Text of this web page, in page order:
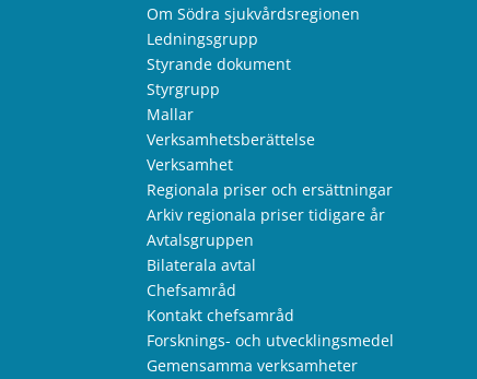
Om Södra sjukvårdsregionen
Ledningsgrupp
Styrande dokument
Styrgrupp
Mallar
Verksamhetsberättelse
Verksamhet
Regionala priser och ersättningar
Arkiv regionala priser tidigare år
Avtalsgruppen
Bilaterala avtal
Chefsamråd
Kontakt chefsamråd
Forsknings- och utvecklingsmedel
Gemensamma verksamheter